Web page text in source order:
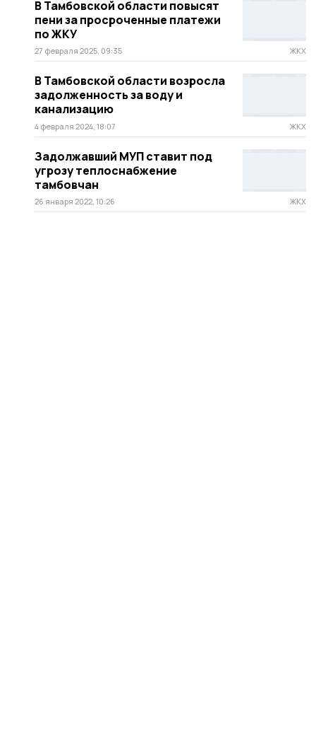
В Тамбовской области повысят
пени за просроченные платежи
по ЖКУ
27 февраля 2025, 09:35 ЖКХ
В Тамбовской области возросла
задолженность за воду и
канализацию
4 февраля 2024, 18:07 ЖКХ
Задолжавший МУП ставит под
угрозу теплоснабжение
тамбовчан
26 января 2022, 10:26 ЖКХ